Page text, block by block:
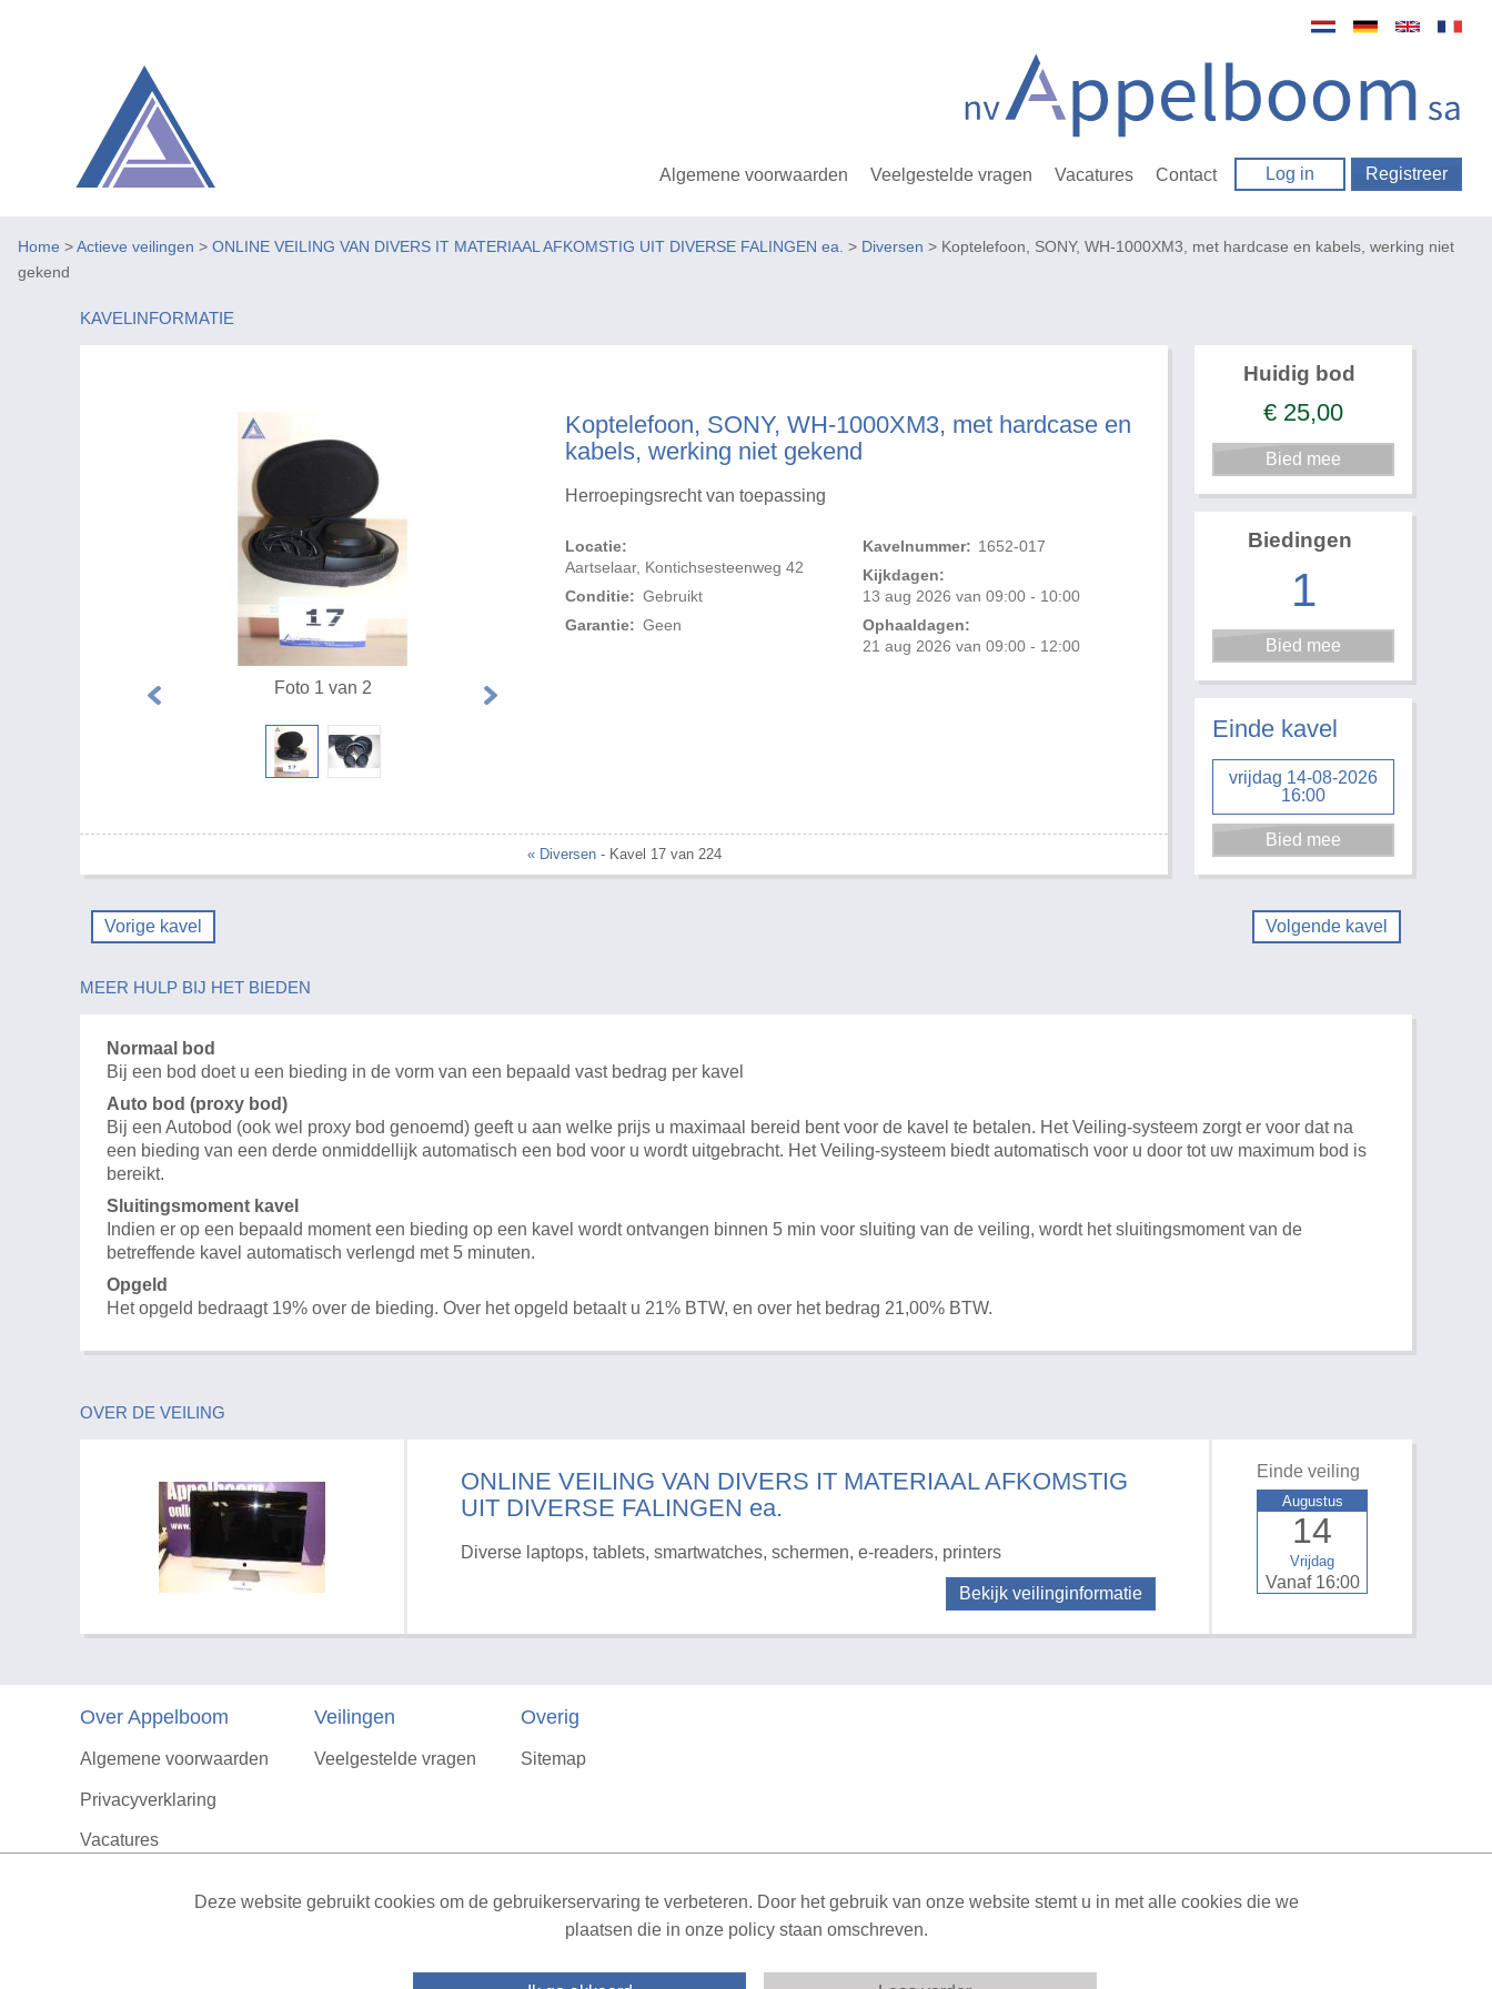
Algemene voorwaarden Veelgestelde vragen Vacatures Contact Log in Registreer
Home >Actieve veilingen > ONLINE VEILING VAN DIVERS IT MATERIAAL AFKOMSTIG UIT DIVERSE FALINGEN ea. > Diversen > Koptelefoon, SONY, WH-1000XM3, met hardcase en kabels, werking niet
gekend
KAVELINFORMATIE
Koptelefoon, SONY, WH-1000XM3, met hardcase en
kabels, werking niet gekend
Herroepingsrecht van toepassing
Locatie:
Aartselaar, Kontichsesteenweg 42
Conditie: Gebruikt
Garantie: Geen
Kavelnummer: 1652-017
Kijkdagen:
13 aug 2026 van 09:00 - 10:00
Ophaaldagen:
21 aug 2026 van 09:00 - 12:00
Foto 1 van 2
« Diversen- Kavel 17 van 224
Huidig bod
€ 25,00
Biedingen
1
Einde kavel
vrijdag 14-08-2026
16:00
Vorige kavel Volgende kavel
MEER HULP BIJ HET BIEDEN
Normaal bod
Bij een bod doet u een bieding in de vorm van een bepaald vast bedrag per kavel
Auto bod (proxy bod)
Bij een Autobod (ook wel proxy bod genoemd) geeft u aan welke prijs u maximaal bereid bent voor de kavel te betalen. Het Veiling-systeem zorgt er voor dat na
een bieding van een derde onmiddellijk automatisch een bod voor u wordt uitgebracht. Het Veiling-systeem biedt automatisch voor u door tot uw maximum bod is
bereikt.
Sluitingsmoment kavel
Indien er op een bepaald moment een bieding op een kavel wordt ontvangen binnen 5 min voor sluiting van de veiling, wordt het sluitingsmoment van de
betreffende kavel automatisch verlengd met 5 minuten.
Opgeld
Het opgeld bedraagt 19% over de bieding. Over het opgeld betaalt u 21% BTW, en over het bedrag 21,00% BTW.
OVER DE VEILING
ONLINE VEILING VAN DIVERS IT MATERIAAL AFKOMSTIG
UIT DIVERSE FALINGEN ea.
Diverse laptops, tablets, smartwatches, schermen, e-readers, printers
Bekijk veilinginformatie
Einde veiling
Vrijdag
14
Augustus
Vanaf 16:00
Over Appelboom
Algemene voorwaarden
Privacyverklaring
Vacatures
Veilingen
Veelgestelde vragen
Overig
Sitemap
Deze website gebruikt cookies om de gebruikerservaring te verbeteren. Door het gebruik van onze website stemt u in met alle cookies die we
plaatsen die in onze policy staan omschreven.